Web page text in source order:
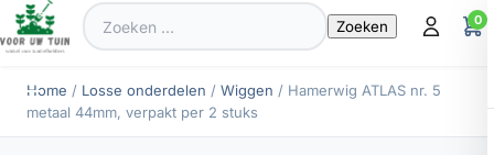
Zoeken
naar:
0
Home / Losse onderdelen / Wiggen / Hamerwig ATLAS nr. 5
metaal 44mm, verpakt per 2 stuks